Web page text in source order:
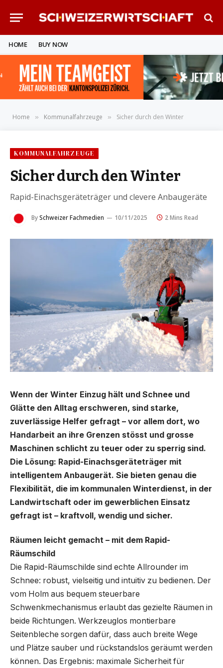
HOME BUY NOW
Home » Kommunalfahrzeuge » Sicher durch den Winter
KOMMUNALFAHRZEUGE
Sicher durch den Winter
Rapid-Einachsgeräteträger und clevere Anbaugeräte
BySchweizer Fachmedien 10/11/2025 2 Mins Read
Wenn der Winter Einzug hält und Schnee und
Glätte den Alltag erschweren, sind starke,
zuverlässige Helfer gefragt – vor allem dort, wo
Handarbeit an ihre Grenzen stösst und grosse
Maschinen schlicht zu teuer oder zu sperrig sind.
Die Lösung: Rapid-Einachsgeräteträger mit
intelligentem Anbaugerät. Sie bieten genau die
Flexibilität, die im kommunalen Winterdienst, in der
Landwirtschaft oder im gewerblichen Einsatz
gefragt ist – kraftvoll, wendig und sicher.
Räumen leicht gemacht – mit dem Rapid-
Räumschild
Die Rapid-Räumschilde sind echte Allrounder im
Schnee: robust, vielseitig und intuitiv zu bedienen. Der
vom Holm aus bequem steuerbare
Schwenkmechanismus erlaubt das gezielte Räumen in
beide Richtungen. Werkzeuglos montierbare
Seitenbleche sorgen dafür, dass auch breite Wege
und Plätze sauber und rückstandslos geräumt werden
können. Das Ergebnis: maximale Sicherheit für